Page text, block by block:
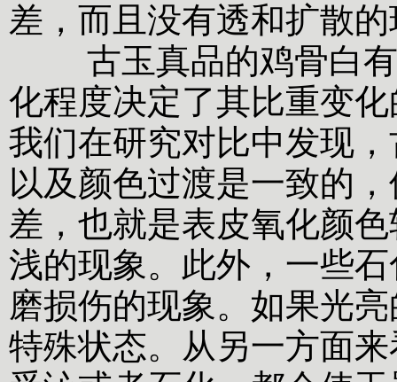
差，而且没有透和扩散
古玉真品的鸡骨白有
化程度决定了其比重变
我们在研究对比中发现
以及颜色过渡是一致的
差，也就是表皮氧化颜
浅的现象。此外，一些
磨损伤的现象。如果光
特殊状态。从另一方面